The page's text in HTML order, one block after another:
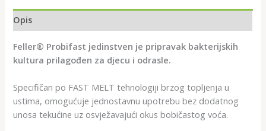
Opis
Feller® Probifast jedinstven je pripravak bakterijskih
kultura prilagođen za djecu i odrasle.
Specifičan po FAST MELT tehnologiji brzog topljenja u
ustima, omogućuje jednostavnu upotrebu bez dodatnog
unosa tekućine uz osvježavajući okus bobičastog voća.